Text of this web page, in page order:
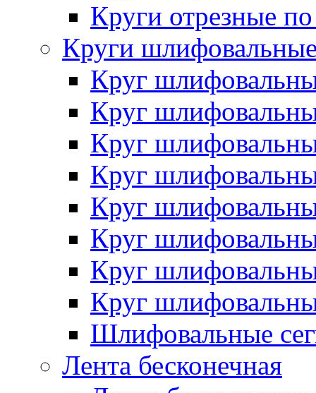
Круги отрезные
Круги
Круг
Круг
Круг
Круг
Круг
Круг
Круг
Круг
Шлифовальные
Лента бесконечная